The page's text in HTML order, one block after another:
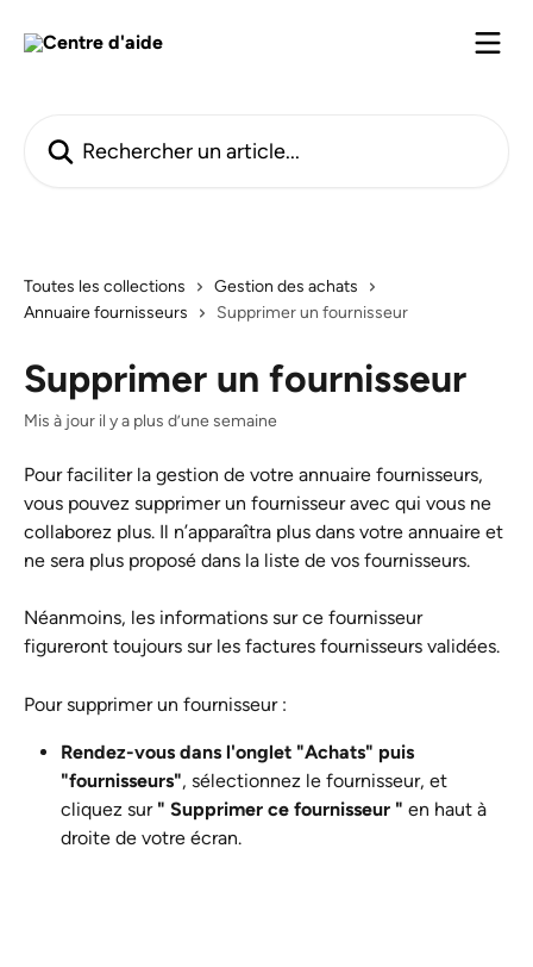
Toutes les collections
Gestion des achats
Annuaire fournisseurs
Supprimer un fournisseur
Supprimer un fournisseur
Mis à jour il y a plus d’une semaine
Pour faciliter la gestion de votre annuaire fournisseurs,
vous pouvez supprimer un fournisseur avec qui vous ne
collaborez plus. Il n’apparaîtra plus dans votre annuaire et
ne sera plus proposé dans la liste de vos fournisseurs.
Néanmoins, les informations sur ce fournisseur
figureront toujours sur les factures fournisseurs validées.
Pour supprimer un fournisseur :
Rendez-vous dans l'onglet "Achats" puis
"fournisseurs", sélectionnez le fournisseur, et
cliquez sur " Supprimer ce fournisseur " en haut à
droite de votre écran.